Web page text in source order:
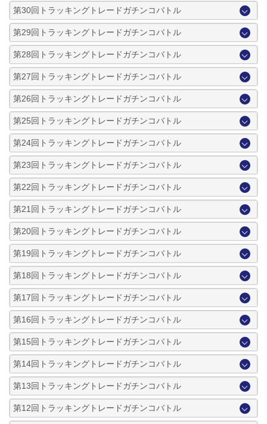
第30回トラッキングトレードガチンコバトル
第29回トラッキングトレードガチンコバトル
第28回トラッキングトレードガチンコバトル
第27回トラッキングトレードガチンコバトル
第26回トラッキングトレードガチンコバトル
第25回トラッキングトレードガチンコバトル
第24回トラッキングトレードガチンコバトル
第23回トラッキングトレードガチンコバトル
第22回トラッキングトレードガチンコバトル
第21回トラッキングトレードガチンコバトル
第20回トラッキングトレードガチンコバトル
第19回トラッキングトレードガチンコバトル
第18回トラッキングトレードガチンコバトル
第17回トラッキングトレードガチンコバトル
第16回トラッキングトレードガチンコバトル
第15回トラッキングトレードガチンコバトル
第14回トラッキングトレードガチンコバトル
第13回トラッキングトレードガチンコバトル
第12回トラッキングトレードガチンコバトル